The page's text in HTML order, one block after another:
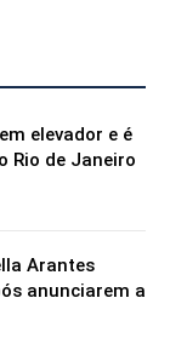
elevador e é
Rio de Janeiro
Arantes
anunciarem a